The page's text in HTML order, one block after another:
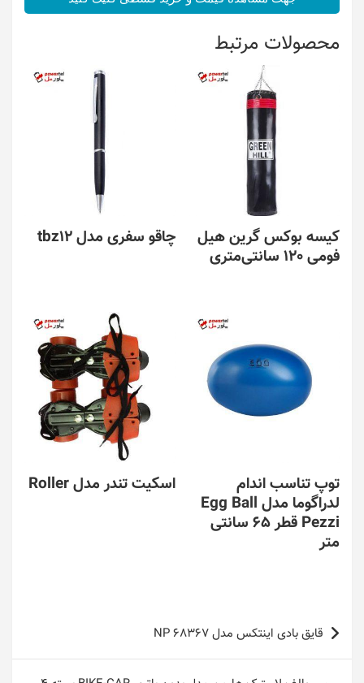
محصولات مرتبط
کیسه بوکس گرین هیل
فومی 120 سانتی‌متری
چاقو سفری مدل tbz12
توپ تناسب اندام
لدراگوما مدل Egg Ball
Pezzi قطر 65 سانتی
متر
اسکیت تندر مدل Roller
راهبری
نوشته
قایق بادی اینتکس مدل NP 68367